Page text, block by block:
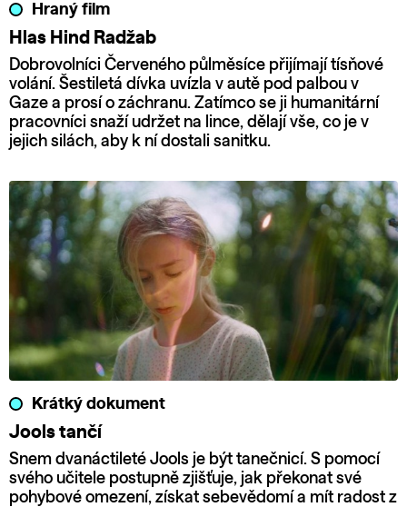
Hraný film
Hlas Hind Radžab
Dobrovolníci Červeného půlměsíce přijímají tísňové
volání. Šestiletá dívka uvízla v autě pod palbou v
Gaze a prosí o záchranu. Zatímco se ji humanitární
pracovníci snaží udržet na lince, dělají vše, co je v
jejich silách, aby k ní dostali sanitku.
Krátký dokument
Jools tančí
Snem dvanáctileté Jools je být tanečnicí. S pomocí
svého učitele postupně zjišťuje, jak překonat své
pohybové omezení, získat sebevědomí a mít radost z